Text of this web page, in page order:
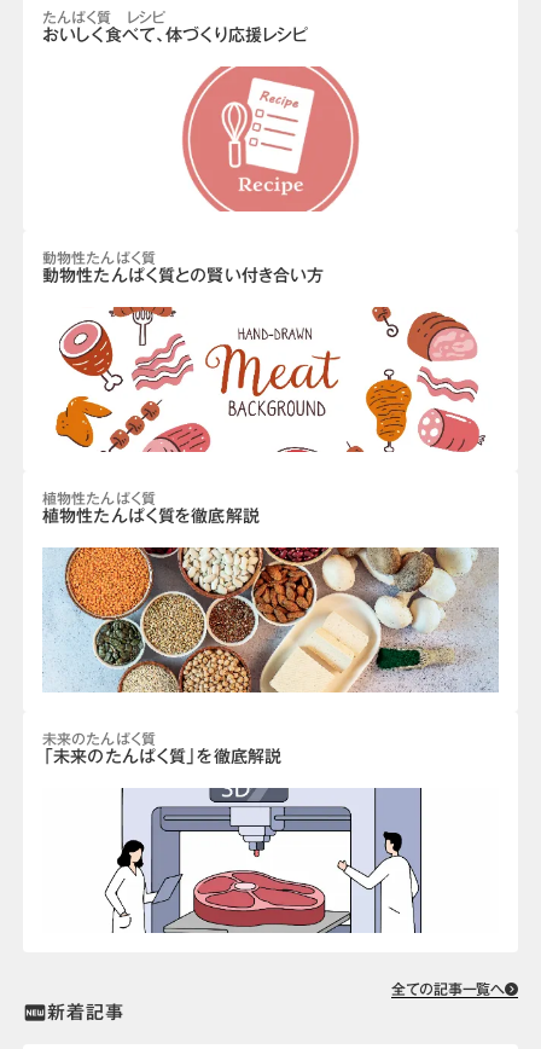
たんぱく質 レシピ
おいしく食べて、体づくり応援レシピ
動物性たんぱく質
動物性たんぱく質との賢い付き合い方
植物性たんぱく質
植物性たんぱく質を徹底解説
未来のたんぱく質
「未来のたんぱく質」を徹底解説
全ての記事一覧へ
fiber_new新着記事